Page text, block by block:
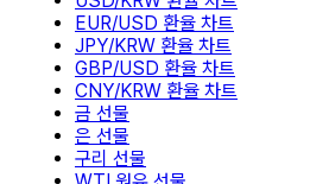
EUR/USD 환율 차트
JPY/KRW 환율 차트
GBP/USD 환율 차트
CNY/KRW 환율 차트
금 선물
은 선물
구리 선물